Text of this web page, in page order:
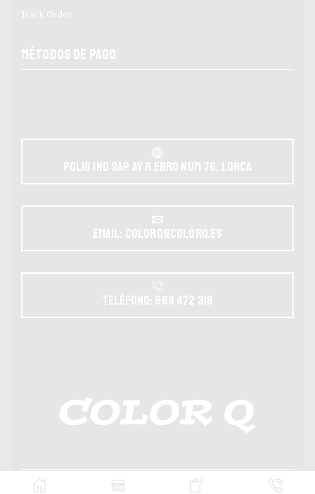
Track Order
MÉTODOS DE PAGO
POLIG IND SAP AV r EBRO NUM 76, LORCA
Email: colorq@colorq.es
Teléfono: 968 472 318
Copyright Color Q ® 2023